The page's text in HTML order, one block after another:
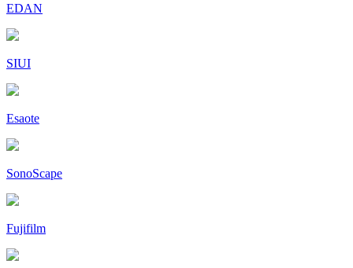
EDAN
SIUI
Esaote
SonoScape
Fujifilm